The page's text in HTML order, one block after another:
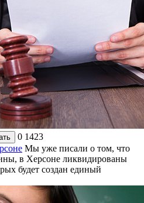
0 1423
Мы уже писали о том, что
в Херсоне ликвидированы
будет создан единый